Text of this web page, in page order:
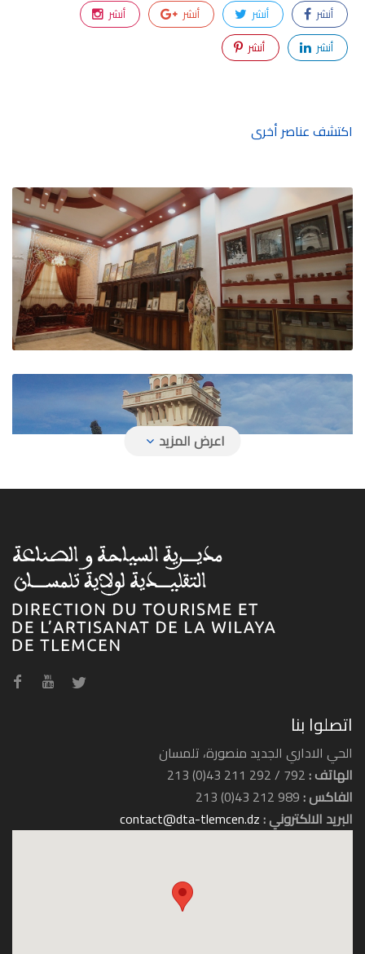
أنشر أنشر أنشر
أنشر
أنشر
أنشر
اكتشف عناصر أخرى
وكالة السفر ياسين سفر
وكالة السفر بوماريا ترافل
وكالة السفر ديبلوماسي ترافل
اتصلوا بنا
الحي الاداري الجديد منصورة، تلمسان
الهاتف :792 / 292 211 43(0) 213
الفاكس :989 212 43(0) 213
البريد الالكتروني :contact@dta-tlemcen.dz